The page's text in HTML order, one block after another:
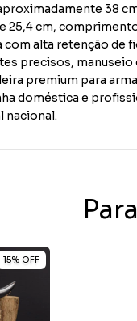
38
25,4 cm,
com alta retenção de
precisos,
premium para
doméstica e
nacional.
15% OFF